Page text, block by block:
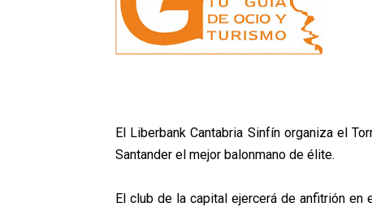
El Liberbank Cantabria Sinfín organiza el
Santander el mejor balonmano de élite.
El club de la capital ejercerá de anfitrión